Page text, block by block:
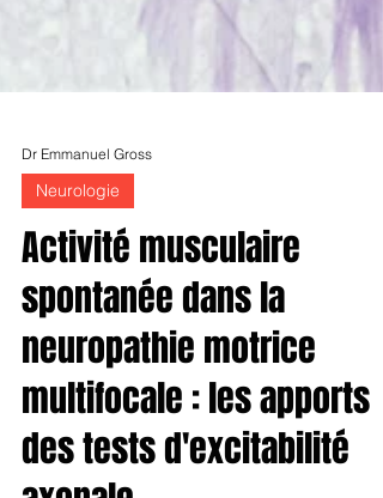
Dr Emmanuel Gross
Neurologie
Activité musculaire
spontanée dans la
neuropathie motrice